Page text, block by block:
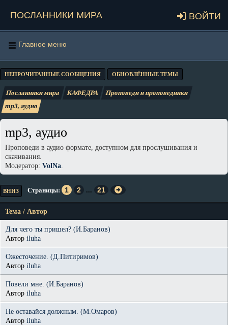
Посланники мира Войти
Главное меню
НЕПРОЧИТАННЫЕ СООБЩЕНИЯ ОБНОВЛЁННЫЕ ТЕМЫ
Посланники мира КАФЕДРА
Проповеди и проповедники
mp3, аудио
mp3, аудио
Проповеди в аудио формате, доступном для прослушивания и
скачивания.
Модератор: VolNa
ВНИЗ Страницы 1 2 ... 21
Тема / Автор
Для чего ты пришел? (И.Баранов)
Автор iluha
Ожесточение. (Д.Питиримов)
Автор iluha
Повели мне. (И.Баранов)
Автор iluha
Не оставайся должным. (М.Омаров)
Автор iluha